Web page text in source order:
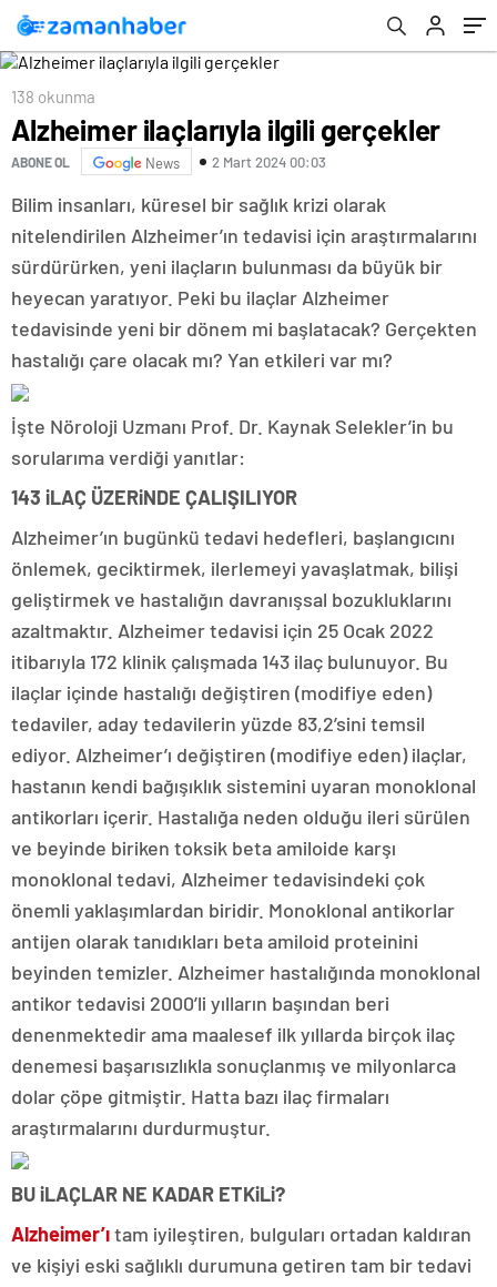
138 okunma
Alzheimer ilaçlarıyla ilgili gerçekler
ABONE OL News 2 Mart 2024 00:03
Bilim insanları, küresel bir sağlık krizi olarak
nitelendirilen Alzheimer’ın tedavisi için araştırmalarını
sürdürürken, yeni ilaçların bulunması da büyük bir
heyecan yaratıyor. Peki bu ilaçlar Alzheimer
tedavisinde yeni bir dönem mi başlatacak? Gerçekten
hastalığı çare olacak mı? Yan etkileri var mı?
İşte Nöroloji Uzmanı Prof. Dr. Kaynak Selekler’in bu
sorularıma verdiği yanıtlar:
143 iLAÇ ÜZERiNDE ÇALIŞILIYOR
Alzheimer’ın bugünkü tedavi hedefleri, başlangıcını
önlemek, geciktirmek, ilerlemeyi yavaşlatmak, bilişi
geliştirmek ve hastalığın davranışsal bozukluklarını
azaltmaktır. Alzheimer tedavisi için 25 Ocak 2022
itibarıyla 172 klinik çalışmada 143 ilaç bulunuyor. Bu
ilaçlar içinde hastalığı değiştiren (modifiye eden)
tedaviler, aday tedavilerin yüzde 83,2’sini temsil
ediyor. Alzheimer’ı değiştiren (modifiye eden) ilaçlar,
hastanın kendi bağışıklık sistemini uyaran monoklonal
antikorları içerir. Hastalığa neden olduğu ileri sürülen
ve beyinde biriken toksik beta amiloide karşı
monoklonal tedavi, Alzheimer tedavisindeki çok
önemli yaklaşımlardan biridir. Monoklonal antikorlar
antijen olarak tanıdıkları beta amiloid proteinini
beyinden temizler. Alzheimer hastalığında monoklonal
antikor tedavisi 2000’li yılların başından beri
denenmektedir ama maalesef ilk yıllarda birçok ilaç
denemesi başarısızlıkla sonuçlanmış ve milyonlarca
dolar çöpe gitmiştir. Hatta bazı ilaç firmaları
araştırmalarını durdurmuştur.
BU iLAÇLAR NE KADAR ETKiLi?
Alzheimer’ıtam iyileştiren, bulguları ortadan kaldıran
ve kişiyi eski sağlıklı durumuna getiren tam bir tedavi